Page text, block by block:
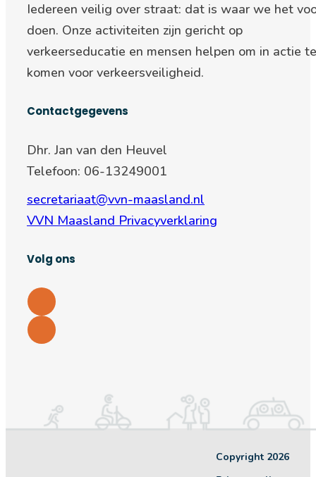
Iedereen veilig over straat: dat is waar we het
doen. Onze activiteiten zijn gericht op
verkeerseducatie en mensen helpen om in actie te
komen voor verkeersveiligheid.
Contactgegevens
Dhr. Jan van den Heuvel
Telefoon: 06-13249001
secretariaat@vvn-maasland.nl
VVN Maasland Privacyverklaring
Volg ons
Copyright 2026